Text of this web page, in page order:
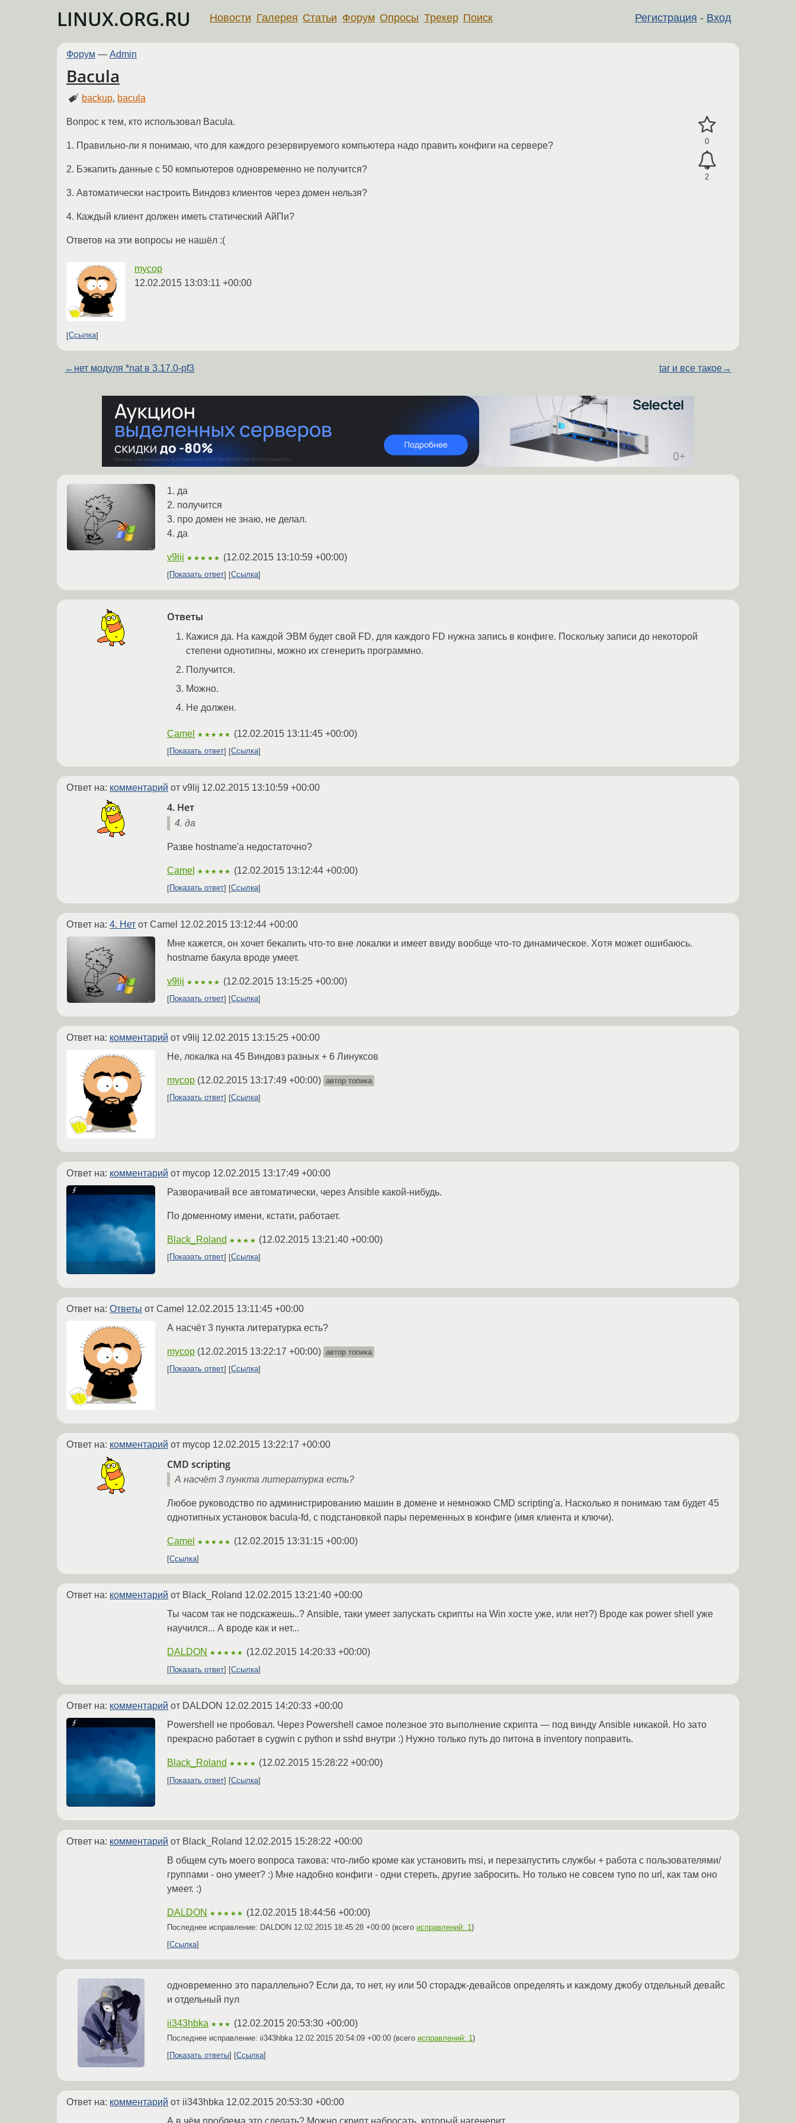
LINUX.ORG.RU Регистрация - Вход
Новости Галерея Статьи Форум Опросы Трекер Поиск
Форум — Admin
Bacula
backup, bacula
0
2
Вопрос к тем, кто использовал Bacula.
1. Правильно-ли я понимаю, что для каждого резервируемого компьютера надо править конфиги на сервере?
2. Бэкапить данные с 50 компьютеров одновременно не получится?
3. Автоматически настроить Виндовз клиентов через домен нельзя?
4. Каждый клиент должен иметь статический АйПи?
Ответов на эти вопросы не нашёл :(
mycop
12.02.2015 13:03:11 +00:00
Ссылка
← нет модуля *nat в 3.17.0-pf3 tar и все такое→
1. да
2. получится
3. про домен не знаю, не делал.
4. да
v9lij ★★★★★ (12.02.2015 13:10:59 +00:00)
Показать ответ Ссылка
Ответы
Кажися да. На каждой ЭВМ будет свой FD, для каждого FD нужна запись в конфиге. Поскольку записи до некоторой
степени однотипны, можно их сгенерить программно.
Получится.
Можно.
Не должен.
Camel ★★★★★ (12.02.2015 13:11:45 +00:00)
Показать ответ Ссылка
Ответ на: комментарий от v9lij 12.02.2015 13:10:59 +00:00
4. Нет
4. да
Разве hostname'а недостаточно?
Camel ★★★★★ (12.02.2015 13:12:44 +00:00)
Показать ответ Ссылка
Ответ на: 4. Нет от Camel 12.02.2015 13:12:44 +00:00
Мне кажется, он хочет бекапить что-то вне локалки и имеет ввиду вообще что-то динамическое. Хотя может ошибаюсь.
hostname бакула вроде умеет.
v9lij ★★★★★ (12.02.2015 13:15:25 +00:00)
Показать ответ Ссылка
Ответ на: комментарий от v9lij 12.02.2015 13:15:25 +00:00
Не, локалка на 45 Виндовз разных + 6 Линуксов
mycop (12.02.2015 13:17:49 +00:00) автор топика
Показать ответ
Ссылка
Ответ на: комментарий от mycop 12.02.2015 13:17:49 +00:00
Разворачивай все автоматически, через Ansible какой-нибудь.
По доменному имени, кстати, работает.
Black_Roland ★★★★ (12.02.2015 13:21:40 +00:00)
Показать ответ Ссылка
Ответ на: Ответы от Camel 12.02.2015 13:11:45 +00:00
А насчёт 3 пункта литературка есть?
mycop (12.02.2015 13:22:17 +00:00) автор топика
Показать ответ
Ссылка
Ответ на: комментарий от mycop 12.02.2015 13:22:17 +00:00
CMD scripting
А насчёт 3 пункта литературка есть?
Любое руководство по администрированию машин в домене и немножко CMD scripting'а. Насколько я понимаю там будет 45
однотипных установок bacula-fd, с подстановкой пары переменных в конфиге (имя клиента и ключи).
Camel ★★★★★ (12.02.2015 13:31:15 +00:00)
Ссылка
Ответ на: комментарий от Black_Roland 12.02.2015 13:21:40 +00:00
Ты часом так не подскажешь..? Ansible, таки умеет запускать скрипты на Win хосте уже, или нет?) Вроде как power shell уже
научился... А вроде как и нет...
DALDON ★★★★★ (12.02.2015 14:20:33 +00:00)
Показать ответ Ссылка
Ответ на: комментарий от DALDON 12.02.2015 14:20:33 +00:00
Powershell не пробовал. Через Powershell самое полезное это выполнение скрипта — под винду Ansible никакой. Но зато
прекрасно работает в cygwin с python и sshd внутри :) Нужно только путь до питона в inventory поправить.
Black_Roland ★★★★ (12.02.2015 15:28:22 +00:00)
Показать ответ Ссылка
Ответ на: комментарий от Black_Roland 12.02.2015 15:28:22 +00:00
В общем суть моего вопроса такова: что-либо кроме как установить msi, и перезапустить службы + работа с пользователями/
группами - оно умеет? :) Мне надобно конфиги - одни стереть, другие забросить. Но только не совсем тупо по url, как там оно
умеет. :)
DALDON ★★★★★ (12.02.2015 18:44:56 +00:00)
Последнее исправление: DALDON 12.02.2015 18:45:28 +00:00 (всего исправлений: 1)
Ссылка
одновременно это параллельно? Если да, то нет, ну или 50 сторадж-девайсов определять и каждому джобу отдельный девайс
и отдельный пул
ii343hbka ★★★ (12.02.2015 20:53:30 +00:00)
Последнее исправление: ii343hbka 12.02.2015 20:54:09 +00:00 (всего исправлений: 1)
Показать ответы
Ссылка
Ответ на: комментарий от ii343hbka 12.02.2015 20:53:30 +00:00